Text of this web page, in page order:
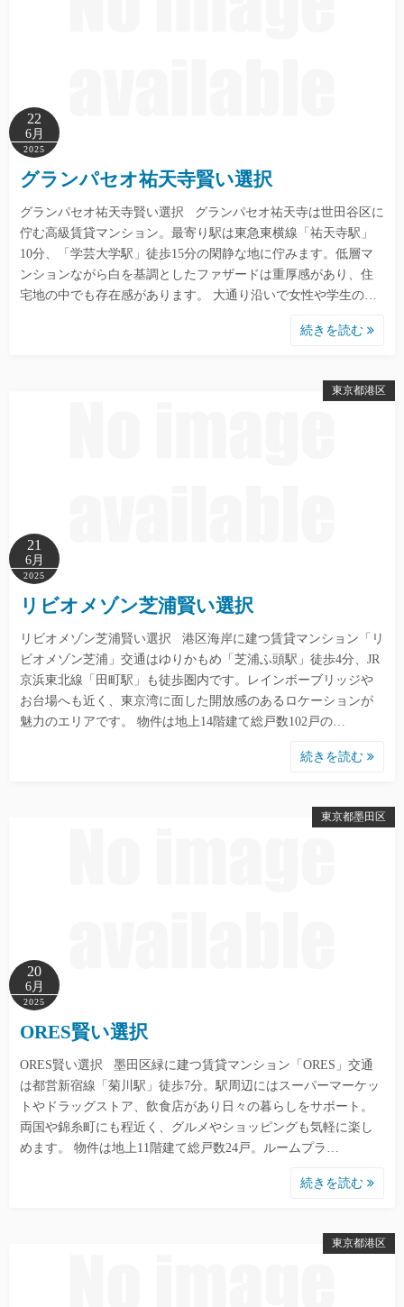
22
6月
2025
グランパセオ祐天寺賢い選択
グランパセオ祐天寺賢い選択 グランパセオ祐天寺は世田谷区に
佇む高級賃貸マンション。最寄り駅は東急東横線「祐天寺駅」
10分、「学芸大学駅」徒歩15分の閑静な地に佇みます。低層マ
ンションながら白を基調としたファザードは重厚感があり、住
宅地の中でも存在感があります。 大通り沿いで女性や学生の…
続きを読む
東京都港区
21
6月
2025
リビオメゾン芝浦賢い選択
リビオメゾン芝浦賢い選択 港区海岸に建つ賃貸マンション「リ
ビオメゾン芝浦」交通はゆりかもめ「芝浦ふ頭駅」徒歩4分、JR
京浜東北線「田町駅」も徒歩圏内です。レインボーブリッジや
お台場へも近く、東京湾に面した開放感のあるロケーションが
魅力のエリアです。 物件は地上14階建て総戸数102戸の…
続きを読む
東京都墨田区
20
6月
2025
ORES賢い選択
ORES賢い選択 墨田区緑に建つ賃貸マンション「ORES」交通
は都営新宿線「菊川駅」徒歩7分。駅周辺にはスーパーマーケッ
トやドラッグストア、飲食店があり日々の暮らしをサポート。
両国や錦糸町にも程近く、グルメやショッピングも気軽に楽し
めます。 物件は地上11階建て総戸数24戸。ルームプラ…
続きを読む
東京都港区